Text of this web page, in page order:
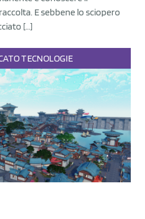
E sebbene lo sciopero
[…]
TECNOLOGIE